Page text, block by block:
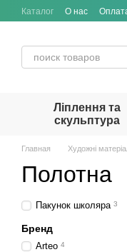
Перейти к основному
Каталог О нас
Ліплення та
скульптура
Главная Художні
Полотна
Пакунок школяра 3
Бренд
Arteo 4